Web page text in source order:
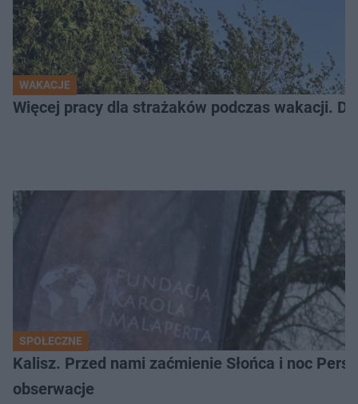
WAKACJE
Więcej pracy dla strażaków podczas wakacji.
SPOŁECZNE
Kalisz. Przed nami zaćmienie Słońca i noc
obserwacje